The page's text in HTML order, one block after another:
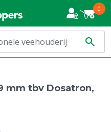
0
mm tbv Dosatron,